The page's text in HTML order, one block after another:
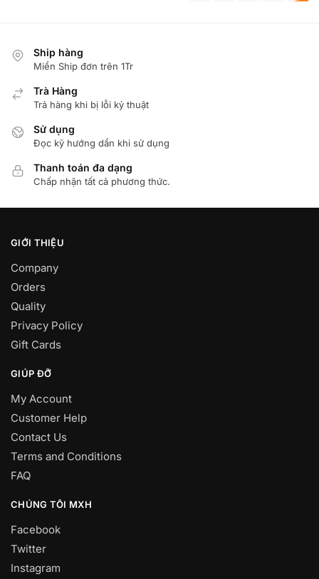
Ship hàng
Miển Ship đơn trên 1Tr
Trà Hàng
Trả hàng khi bị lỗi kỷ thuật
Sử dụng
Đọc kỹ hướng dẩn khi sử dụng
Thanh toán đa dạng
Chấp nhận tất cả phương thức.
GIỚI THIỆU
Company
Orders
Quality
Privacy Policy
Gift Cards
GIÚP ĐỠ
My Account
Customer Help
Contact Us
Terms and Conditions
FAQ
CHÚNG TÔI MXH
Facebook
Twitter
Instagram